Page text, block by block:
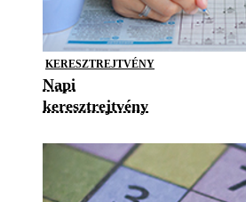
KERESZTREJTVÉNY
Napi
keresztrejtvény